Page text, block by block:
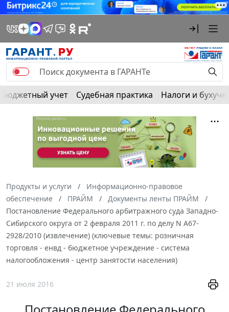
Бюджетный учет Судебная практика Налоги и
Продукты и услуги
Информационно-правовое
обеспечение
ПРАЙМ
Документы ленты ПРАЙМ
Постановление Федерального арбитражного суда Западно-
Сибирского округа от 2 февраля 2011 г. по делу N А67-
2928/2010 (извлечение) (ключевые темы: розничная
торговля - енвд - бюджетное учреждение - система
налогообложения - центр занятости населения)
21 июля 2016